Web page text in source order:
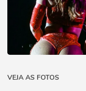
VEJA AS FOTOS